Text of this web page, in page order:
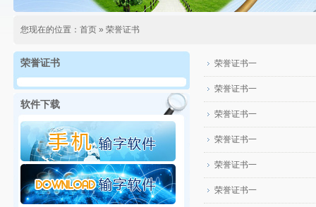
您现在的位置： 首页 » 荣誉证书
荣誉证书
软件下载
荣誉证书一
荣誉证书一
荣誉证书一
荣誉证书一
荣誉证书一
荣誉证书一